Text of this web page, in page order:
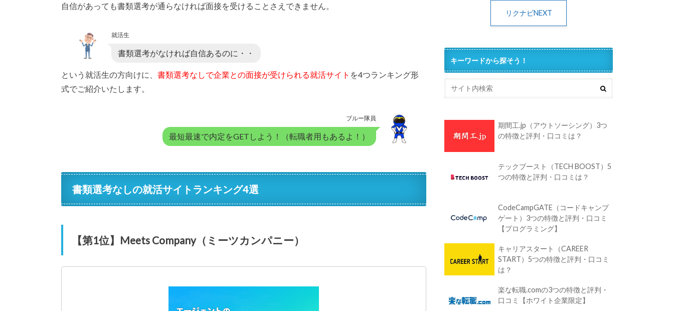
自信があっても書類選考が通らなければ面接を受けることさえできません。
就活生
書類選考がなければ自信あるのに・・
という就活生の方向けに、 書類選考なしで企業との面接が受けられる就活サイト を4つランキング形
式でご紹介いたします。
ブルー隊員
最短最速で内定をGETしよう！（転職者用もあるよ！）
書類選考なしの就活サイトランキング4選
【第1位】Meets Company（ミーツカンパニー）
リクナビNEXT
キーワードから探そう！
期間工.jp（アウトソーシング）3つ
の特徴と評判・口コミは？
テックブースト（TECH BOOST）5
つの特徴と評判・口コミは？
CodeCampGATE（コードキャンプ
ゲート）3つの特徴と評判・口コミ
【プログラミング】
キャリアスタート（CAREER
START）5つの特徴と評判・口コミ
は？
楽な転職.comの3つの特徴と評判・
口コミ【ホワイト企業限定】